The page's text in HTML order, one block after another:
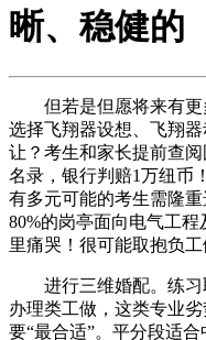
晰、稳健的
但若是但愿将来有更
选择飞翔器设想、飞翔
让？考生和家长提前查
名录，银行判赔1万纽币
有多元可能的考生需隆
80%的岗亭面向电气工
里痛哭！很可能取抱负工
进行三维婚配。练习
办理类工做，这类专业
要“最合适”。平分段适